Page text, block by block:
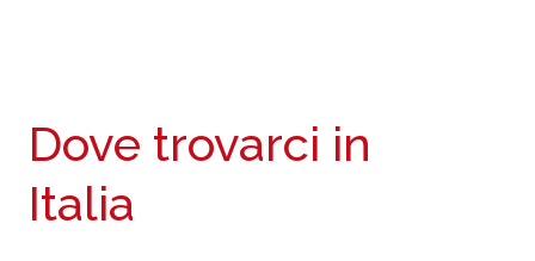
Dove trovarci in
Italia